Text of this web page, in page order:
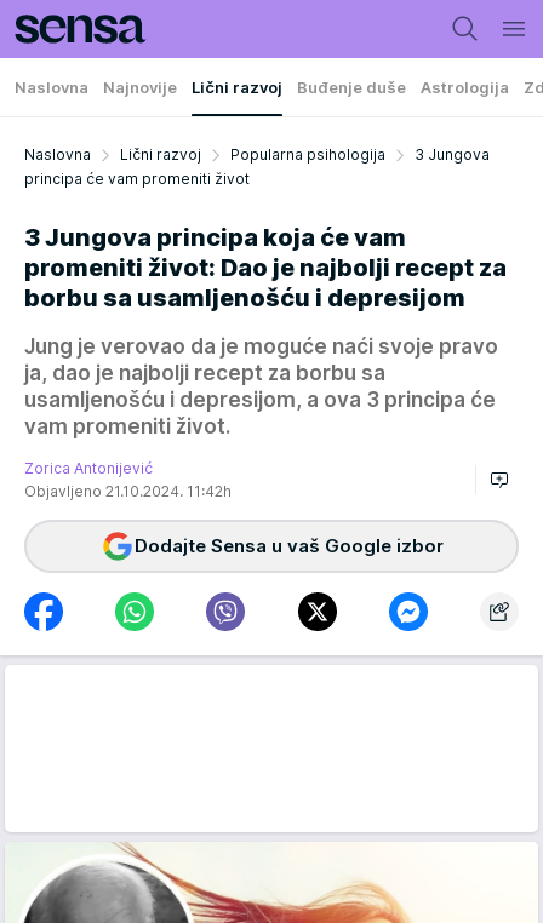
Naslovna Najnovije Lični razvoj Buđenje duše Astrologija
Naslovna Lični razvoj Popularna psihologija
3 Jungova
principa će vam promeniti život
3 Jungova principa koja će vam
promeniti život: Dao je najbolji recept za
borbu sa usamljenošću i depresijom
Jung je verovao da je moguće naći svoje pravo
ja, dao je najbolji recept za borbu sa
usamljenošću i depresijom, a ova 3 principa će
vam promeniti život.
Zorica Antonijević
Objavljeno 21.10.2024. 11:42h
Dodajte Sensa u vaš Google izbor